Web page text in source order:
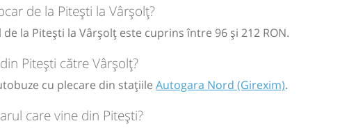
de circulație:
L M M J V S D
de la Pitești la Vârșolț?
la Pitești la Vârșolț este cuprins între 96 și 212 RON.
Pitești către Vârșolț?
cu plecare din stațiile Autogara Nord (Girexim).
care vine din Pitești?